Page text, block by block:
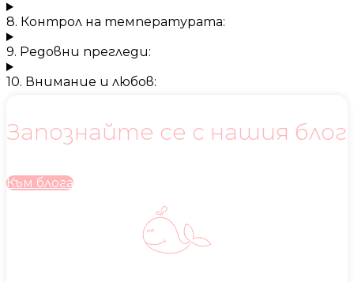
8. Контрол на температурата:
9. Редовни прегледи:
10. Внимание и любов:
Запознайте се с нашия блог
Към блога